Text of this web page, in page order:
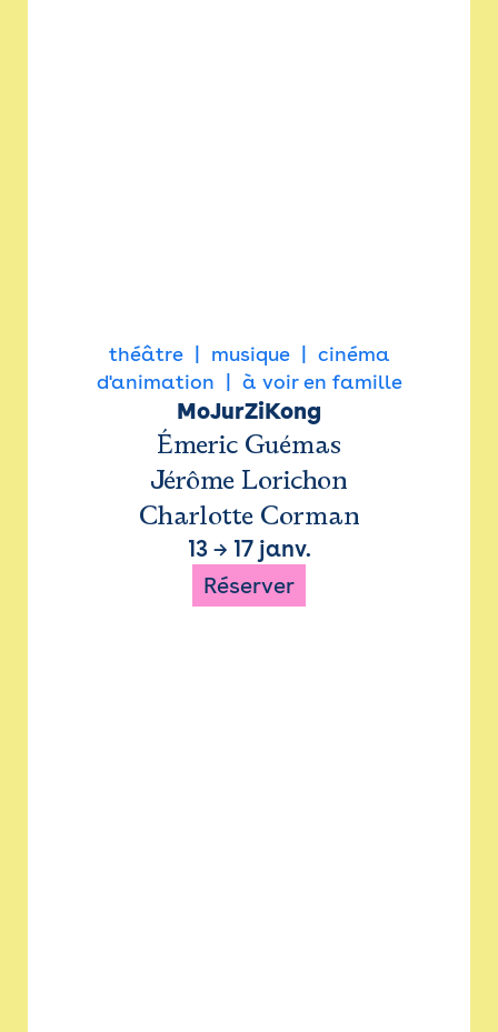
théâtre musique
cinéma
d'animation
à voir en famille
MoJurZiKong
Émeric Guémas
Jérôme Lorichon
Charlotte Corman
13→ 17 janv.
Réserver